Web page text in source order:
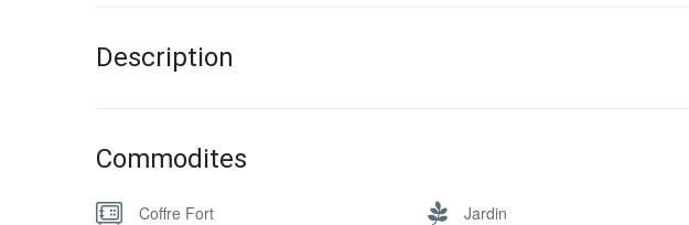
Description
Commodites
Coffre Fort Jardin